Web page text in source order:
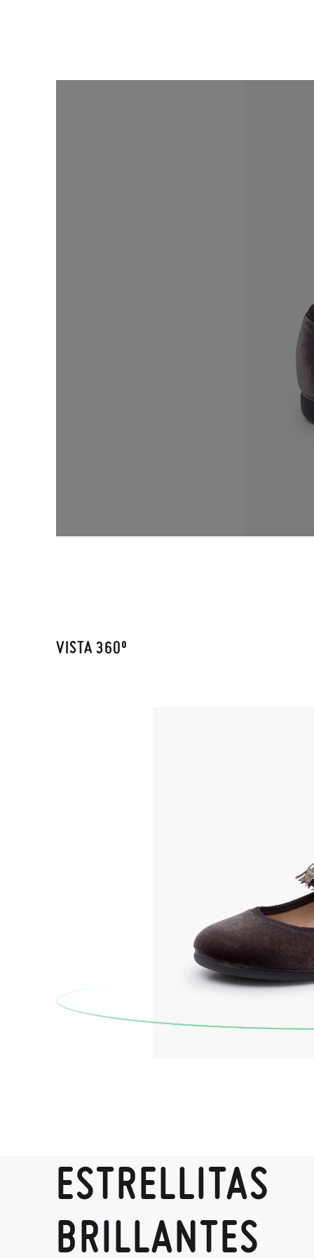
VISTA 360º
ESTRELLITAS
BRILLANTES